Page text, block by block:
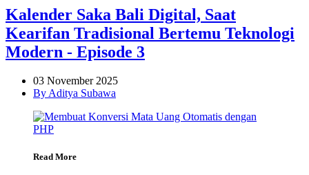
Kalender Saka Bali Digital, Saat
Kearifan Tradisional Bertemu Teknologi
Modern - Episode 3
03 November 2025
By Aditya Subawa
Read More